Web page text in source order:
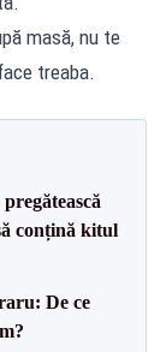
masă, nu te
treaba.
conțină kitul
De ce